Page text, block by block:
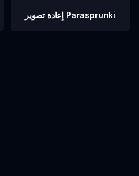
إعادة تصوير Parasprunki